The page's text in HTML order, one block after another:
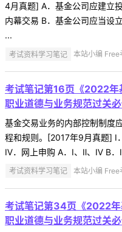
4月真题] A．基金公司应建立
内幕交易 B．基金公司应当设
...
考试资料学习笔记 本站小编
考试笔记第16页《2022年
职业道德与业务规范过关
基金交易业务的内部控制制
程和规则。[2017年9月真题] Ⅰ
Ⅳ．网上申购 A．Ⅰ、Ⅱ、Ⅳ B．
考试资料学习笔记 本站小编
考试笔记第34页《2022年
职业道德与业务规范过关